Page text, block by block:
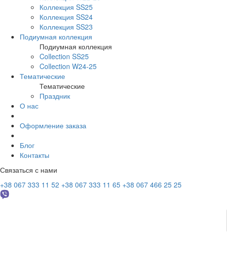
Коллекция SS25
Коллекция SS24
Коллекция SS23
Подиумная коллекция
Подиумная коллекция
Collection SS25
Collection W24-25
Тематические
Тематические
Праздник
О нас
Оформление заказа
Блог
Контакты
Связаться с нами
+38 067 333 11 52 +38 067 333 11 65 +38 067 466 25 25